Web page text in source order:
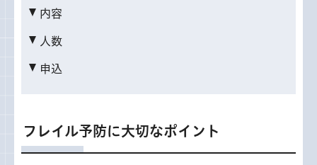
内容
人数
申込
フレイル予防に大切なポイント